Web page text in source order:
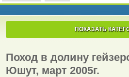
ПОКАЗАТЬ
Поход в долину
Юшут, март 2005г.